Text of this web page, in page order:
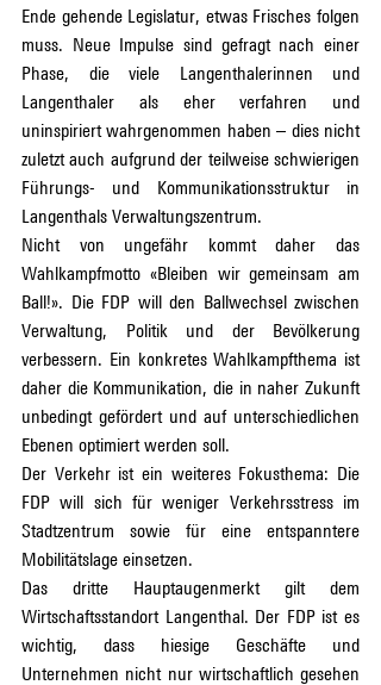
Ende gehende Legislatur, etwas Frisches folgen
muss. Neue Impulse sind gefragt nach einer
Phase, die viele Langenthalerinnen und
Langenthaler als eher verfahren und
uninspiriert wahrgenommen haben – dies nicht
zuletzt auch aufgrund der teilweise schwierigen
Führungs- und Kommunikationsstruktur in
Langenthals Verwaltungszentrum.
Nicht von ungefähr kommt daher das
Wahlkampfmotto «Bleiben wir gemeinsam am
Ball!». Die FDP will den Ballwechsel zwischen
Verwaltung, Politik und der Bevölkerung
verbessern. Ein konkretes Wahlkampfthema ist
daher die Kommunikation, die in naher Zukunft
unbedingt gefördert und auf unterschiedlichen
Ebenen optimiert werden soll.
Der Verkehr ist ein weiteres Fokusthema: Die
FDP will sich für weniger Verkehrsstress im
Stadtzentrum sowie für eine entspanntere
Mobilitätslage einsetzen.
Das dritte Hauptaugenmerkt gilt dem
Wirtschaftsstandort Langenthal. Der FDP ist es
wichtig, dass hiesige Geschäfte und
Unternehmen nicht nur wirtschaftlich gesehen